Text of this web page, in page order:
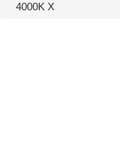
4000K X